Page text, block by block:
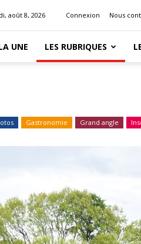
août 8, 2026 Connexion Nous
UNE LES RUBRIQUES
Gastronomie Grand angle